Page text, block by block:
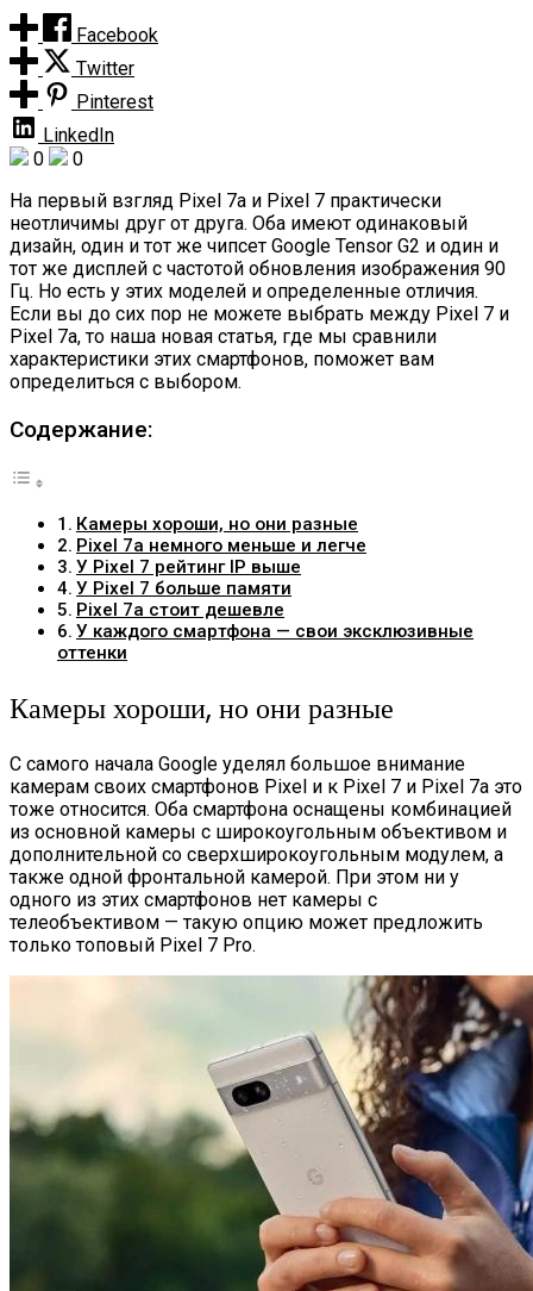
Facebook
Twitter
Pinterest
LinkedIn
0
0
На первый взгляд Pixel 7a и Pixel 7 практически
неотличимы друг от друга. Оба имеют одинаковый
дизайн, один и тот же чипсет Google Tensor G2 и один и
тот же дисплей с частотой обновления изображения 90
Гц. Но есть у этих моделей и определенные отличия.
Если вы до сих пор не можете выбрать между Pixel 7 и
Pixel 7a, то наша новая статья, где мы сравнили
характеристики этих смартфонов, поможет вам
определиться с выбором.
Содержание:
Камеры хороши, но они разные
Pixel 7a немного меньше и легче
У Pixel 7 рейтинг IP выше
У Pixel 7 больше памяти
Pixel 7a стоит дешевле
У каждого смартфона — свои эксклюзивные
оттенки
Камеры хороши, но они разные
С самого начала Google уделял большое внимание
камерам своих смартфонов Pixel и к Pixel 7 и Pixel 7a это
тоже относится. Оба смартфона оснащены комбинацией
из основной камеры с широкоугольным объективом и
дополнительной со сверхширокоугольным модулем, а
также одной фронтальной камерой. При этом ни у
одного из этих смартфонов нет камеры с
телеобъективом — такую опцию может предложить
только топовый Pixel 7 Pro.